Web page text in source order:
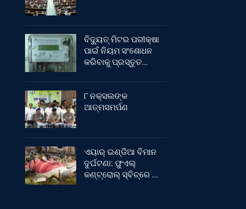
ବିଦ୍ୟୁତ୍ ମିଟର ପରୀକ୍ଷା
ପାଇଁ ନିୟମ ସଂଶୋଧନ
କରିବାକୁ ପ୍ରସ୍ତୁତ…
୮ ନକ୍ସଲଙ୍କ
ଆତ୍ମସମର୍ପଣ
ଏୟାର୍ ଇଣ୍ଡିଆ ବିମାନ
ଦୁର୍ଘଟଣା: ଫୁଏଲ୍‌
କଣ୍ଟ୍ରୋଲ୍‌ ସ୍ବିଚ୍‌ରେ …